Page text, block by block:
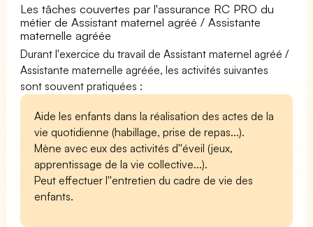
Les tâches couvertes par l'assurance RC PRO du
métier de Assistant maternel agréé / Assistante
maternelle agréée
Durant l'exercice du travail de Assistant maternel agréé /
Assistante maternelle agréée, les activités suivantes
sont souvent pratiquées :
Aide les enfants dans la réalisation des actes de la
vie quotidienne (habillage, prise de repas...).
Mène avec eux des activités d''éveil (jeux,
apprentissage de la vie collective...).
Peut effectuer l''entretien du cadre de vie des
enfants.